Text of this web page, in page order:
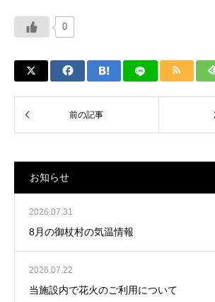
0
お知らせ
2026.07.31
8月の御杖村の気温情報
2026.07.22
当施設内で花火のご利用について